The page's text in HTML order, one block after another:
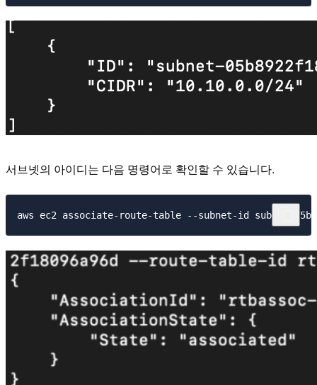
서브넷의 아이디는 다음 명령어로 확인할 수 있습니다.